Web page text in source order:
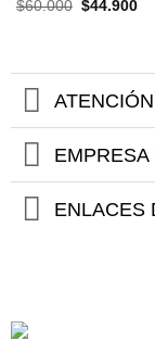
$60.000 El
$44.900El
ENLACES